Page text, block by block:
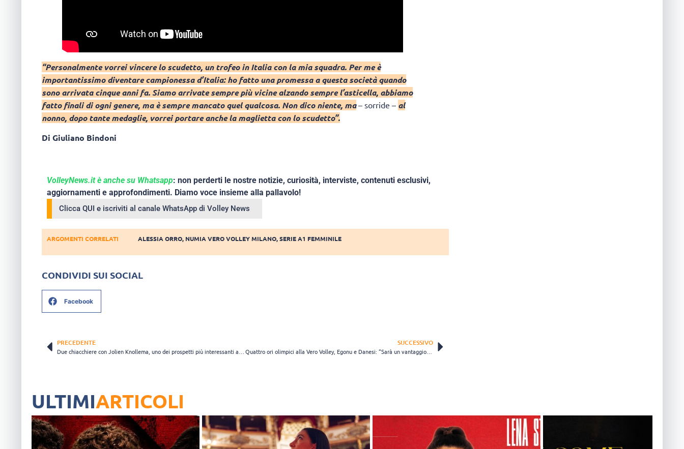
“Personalmente vorrei vincere lo scudetto, un trofeo in Italia con la mia squadra. Per me è
importantissimo diventare campionessa d’Italia: ho fatto una promessa a questa società quando
sono arrivata cinque anni fa. Siamo arrivate sempre più vicine alzando sempre l’asticella, abbiamo
fatto finali di ogni genere, ma è sempre mancato quel qualcosa. Non dico niente, ma– sorride – al
nonno, dopo tante medaglie, vorrei portare anche la maglietta con lo scudetto”.
Di Giuliano Bindoni
VolleyNews.it è anche su Whatsapp: non perderti le nostre notizie, curiosità, interviste, contenuti esclusivi,
aggiornamenti e approfondimenti. Diamo voce insieme alla pallavolo!
Clicca QUI e iscriviti al canale WhatsApp di Volley News
ARGOMENTI CORRELATI ALESSIA ORRO, NUMIA VERO VOLLEY MILANO,SERIE A1 FEMMINILE
CONDIVIDI SUI SOCIAL
Facebook
PRECEDENTE
Due chiacchiere con Jolien Knollema, uno dei prospetti più interessanti al mondo
SUCCESSIVO
Quattro ori olimpici alla Vero Volley, Egonu e Danesi: “Sarà un vantaggio” (VIDEO)
ULTIMIARTICOLI